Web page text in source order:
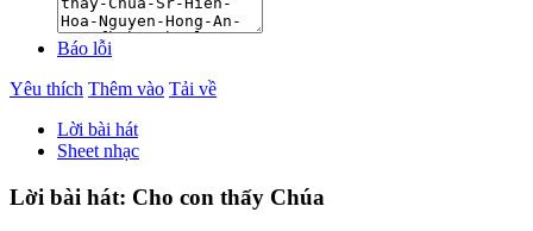
Báo lỗi
Yêu thích Thêm vào Tải về
Lời bài hát
Sheet nhạc
Lời bài hát: Cho con thấy Chúa